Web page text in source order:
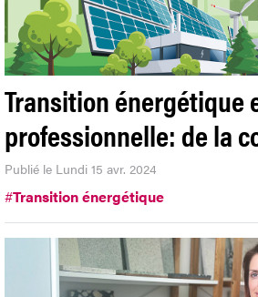
Transition énergétique
professionnelle: de la
Publié le Lundi 15 avr. 2024
#Transition énergétique